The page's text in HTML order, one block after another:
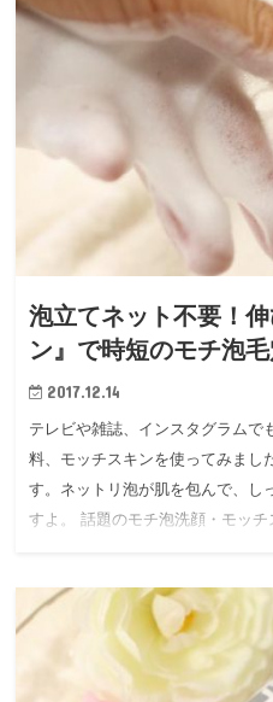
泡立てネット不要！
ン』で時短のモチ泡
2017.12.14
テレビや雑誌、インスタグラムで
料、モッチスキンを使ってみまし
す。ネットリ泡が肌を包んで、し
すよ。 話題のモチ泡洗顔・モッ